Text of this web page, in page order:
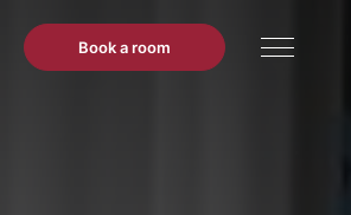
Book a room